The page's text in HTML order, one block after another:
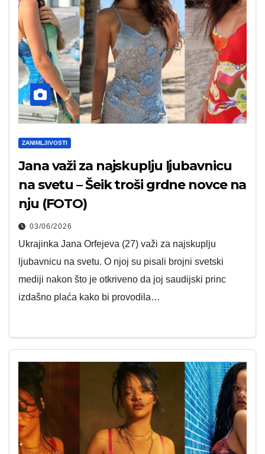
ZANIMLJIVOSTI
Jana važi za najskuplju ljubavnicu
na svetu – Šeik troši grdne novce na
nju (FOTO)
03/06/2026
Ukrajinka Jana Orfejeva (27) važi za najskuplju
ljubavnicu na svetu. O njoj su pisali brojni svetski
mediji nakon što je otkriveno da joj saudijski princ
izdašno plaća kako bi provodila…